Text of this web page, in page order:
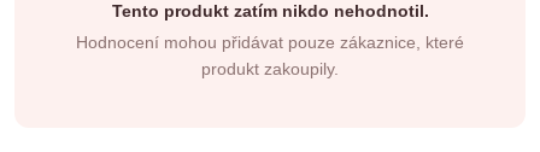
Tento produkt zatím nikdo nehodnotil.
Hodnocení mohou přidávat pouze zákaznice, které
produkt zakoupily.